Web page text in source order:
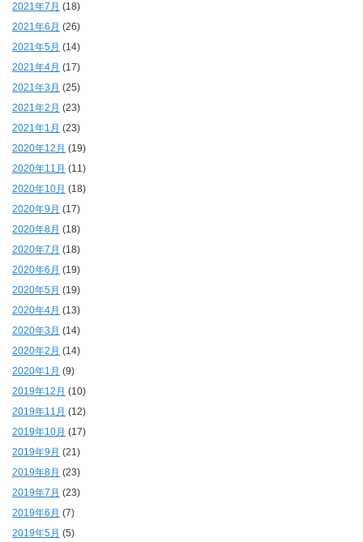
2021年7月 (18)
2021年6月 (26)
2021年5月 (14)
2021年4月 (17)
2021年3月 (25)
2021年2月 (23)
2021年1月 (23)
2020年12月 (19)
2020年11月 (11)
2020年10月 (18)
2020年9月 (17)
2020年8月 (18)
2020年7月 (18)
2020年6月 (19)
2020年5月 (19)
2020年4月 (13)
2020年3月 (14)
2020年2月 (14)
2020年1月 (9)
2019年12月 (10)
2019年11月 (12)
2019年10月 (17)
2019年9月 (21)
2019年8月 (23)
2019年7月 (23)
2019年6月 (7)
2019年5月 (5)